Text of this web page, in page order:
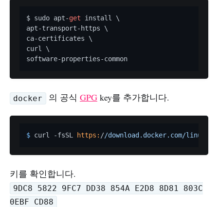
$ sudo apt-get install \
apt-transport-https \
ca-certificates \
curl \
docker 의 공식 GPGkey를 추가합니다.
$ curl -fsSL https: //download.docker.com/linux
키를 확인합니다.
9DC8 5822 9FC7 DD38 854A E2D8 8D81 803C
0EBF CD88